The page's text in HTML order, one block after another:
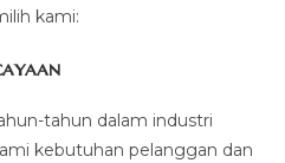
kami:
tahun dalam industri
kebutuhan pelanggan dan